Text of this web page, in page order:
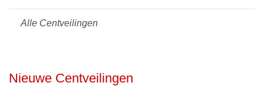
Alle Centveilingen
Nieuwe Centveilingen